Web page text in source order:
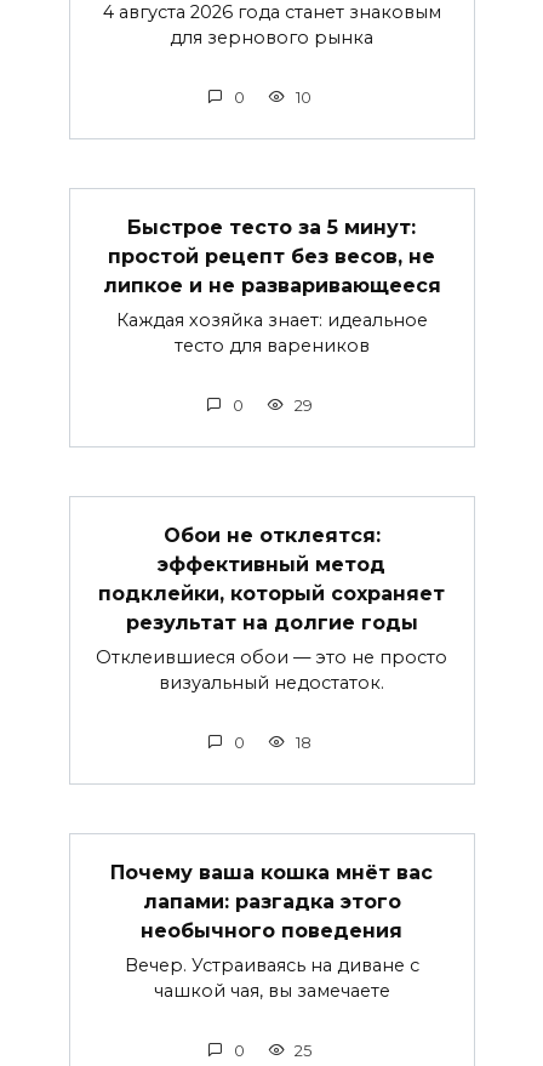
4 августа 2026 года станет знаковым
для зернового рынка
0 10
Быстрое тесто за 5 минут:
простой рецепт без весов, не
липкое и не разваривающееся
Каждая хозяйка знает: идеальное
тесто для вареников
0 29
Обои не отклеятся:
эффективный метод
подклейки, который сохраняет
результат на долгие годы
Отклеившиеся обои — это не просто
визуальный недостаток.
0 18
Почему ваша кошка мнёт вас
лапами: разгадка этого
необычного поведения
Вечер. Устраиваясь на диване с
чашкой чая, вы замечаете
0 25